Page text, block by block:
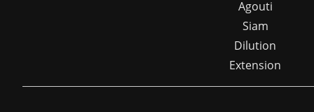
Agouti
Siam
Dilution
Extension